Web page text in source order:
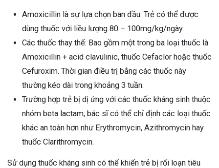
Amoxicillin là sự lựa chọn ban đầu. Trẻ có thể được
dùng thuốc với liều lượng 80 – 100mg/kg/ngày.
Các thuốc thay thế: Bao gồm một trong ba loại thuốc là
Amoxicillin + acid clavulinic, thuốc Cefaclor hoặc thuốc
Cefuroxim. Thời gian điều trị bằng các thuốc này
thường kéo dài trong khoảng 3 tuần.
Trường hợp trẻ bị dị ứng với các thuốc kháng sinh thuộc
nhóm beta lactam, bác sĩ có thể chỉ định các loại thuốc
khác an toàn hơn như Erythromycin, Azithromycin hay
thuốc Clarithromycin.
Sử dụng thuốc kháng sinh có thể khiến trẻ bị rối loạn tiêu